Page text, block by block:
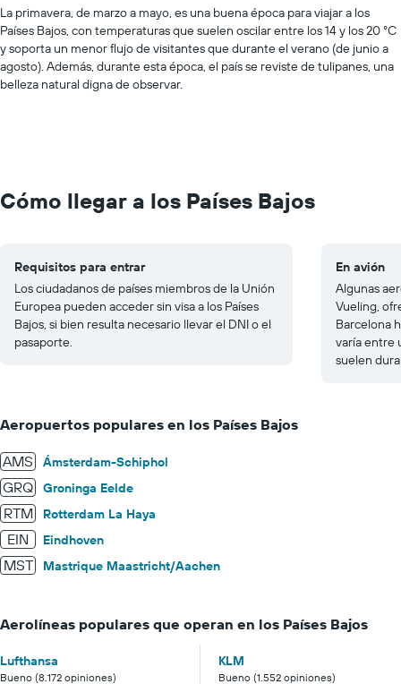
values.
Range:
0
to
400.
La primavera, de marzo a mayo, es una buena época para viajar a los
Países Bajos, con temperaturas que suelen oscilar entre los 14 y los 20 °C
y soporta un menor flujo de visitantes que durante el verano (de junio a
agosto). Además, durante esta época, el país se reviste de tulipanes, una
belleza natural digna de observar.
Cómo llegar a los Países Bajos
Requisitos para entrar
Los ciudadanos de países miembros de la Unión
Europea pueden acceder sin visa a los Países
Bajos, si bien resulta necesario llevar el DNI o el
pasaporte.
En avión
Algunas
Vueling,
Barcelona
varía entre
suelen
Aeropuertos populares en los Países Bajos
AMS Ámsterdam-Schiphol
GRQ Groninga Eelde
RTM Rotterdam La Haya
EIN Eindhoven
MST Mastrique Maastricht/Aachen
Aerolíneas populares que operan en los Países Bajos
Lufthansa
Bueno (8.172 opiniones)
KLM
Bueno (1.552 opiniones)